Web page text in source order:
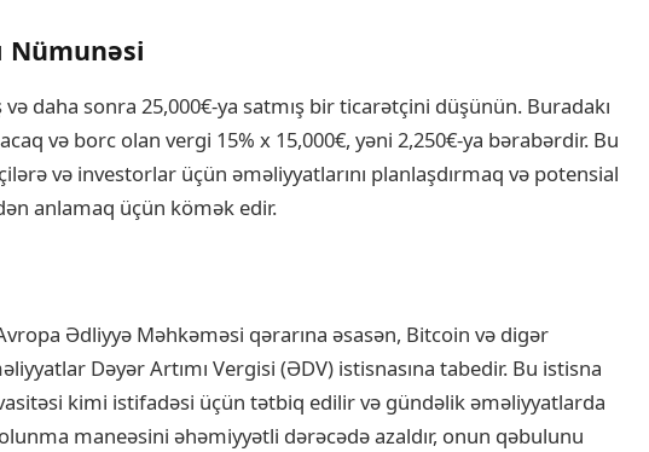
Nümunəsi
və daha sonra 25,000€-ya satmış bir ticarətçini düşünün. Buradakı
və borc olan vergi 15% x 15,000€, yəni 2,250€-ya bərabərdir. Bu
və investorlar üçün əməliyyatlarını planlaşdırmaq və potensial
anlamaq üçün kömək edir.
Ədliyyə Məhkəməsi qərarına əsasən, Bitcoin və digər
Dəyər Artımı Vergisi (ƏDV) istisnasına tabedir. Bu istisna
kimi istifadəsi üçün tətbiq edilir və gündəlik əməliyyatlarda
maneəsini əhəmiyyətli dərəcədə azaldır, onun qəbulunu